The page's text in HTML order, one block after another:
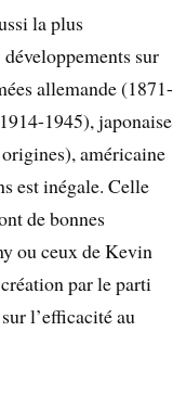
la plus
sur
allemande (1871-
1945), japonaise
américaine
est inégale. Celle
de bonnes
ou ceux de Kevin
par le parti
l’efficacité au